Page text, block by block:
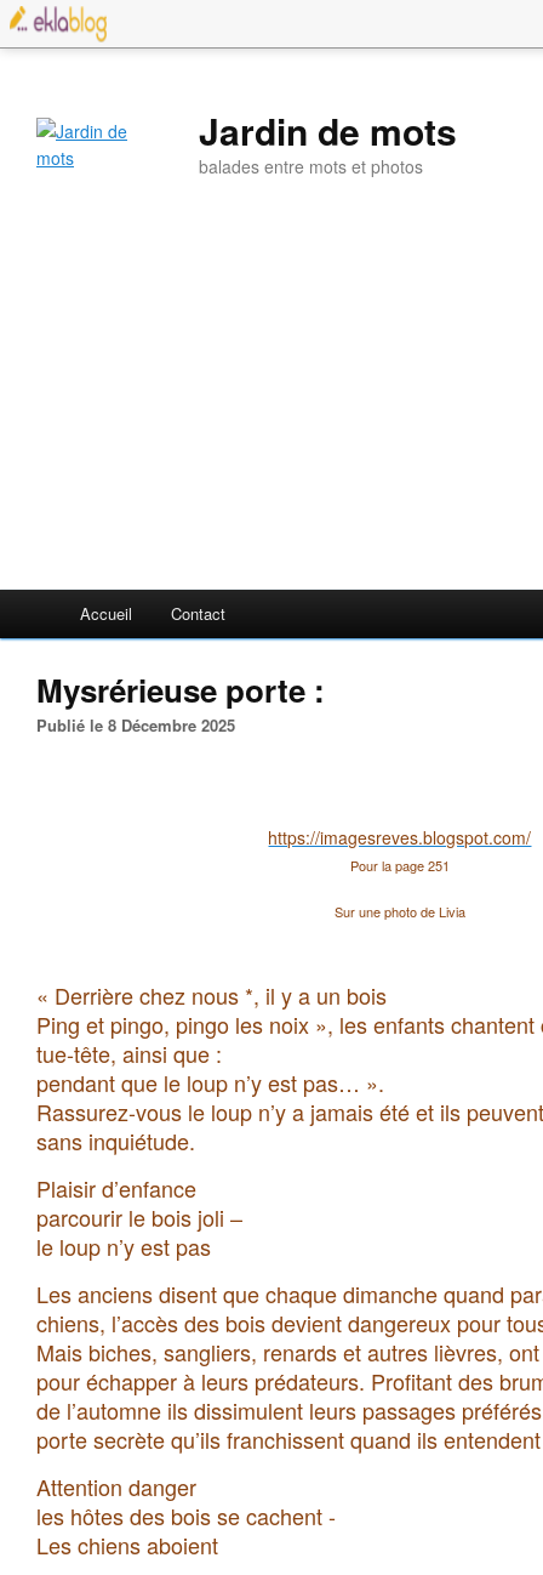
Jardin de mots
balades entre mots et photos
Accueil Contact
Mysrérieuse porte :
Publié le 8 Décembre 2025
https://imagesreves.blogspot.com/
Pour la page 251
Sur une photo de Livia
« Derrière chez nous *, il y a un bois
Ping et pingo, pingo les noix », les enfants
tue-tête, ainsi que :
pendant que le loup n’y est pas… ».
Rassurez-vous le loup n’y a jamais été et ils
sans inquiétude.
Plaisir d’enfance
parcourir le bois joli –
le loup n’y est pas
Les anciens disent que chaque dimanche quand
chiens, l’accès des bois devient dangereux pour
Mais biches, sangliers, renards et autres lièvres,
pour échapper à leurs prédateurs. Profitant des
de l’automne ils dissimulent leurs passages
porte secrète qu’ils franchissent quand ils
Attention danger
les hôtes des bois se cachent -
Les chiens aboient